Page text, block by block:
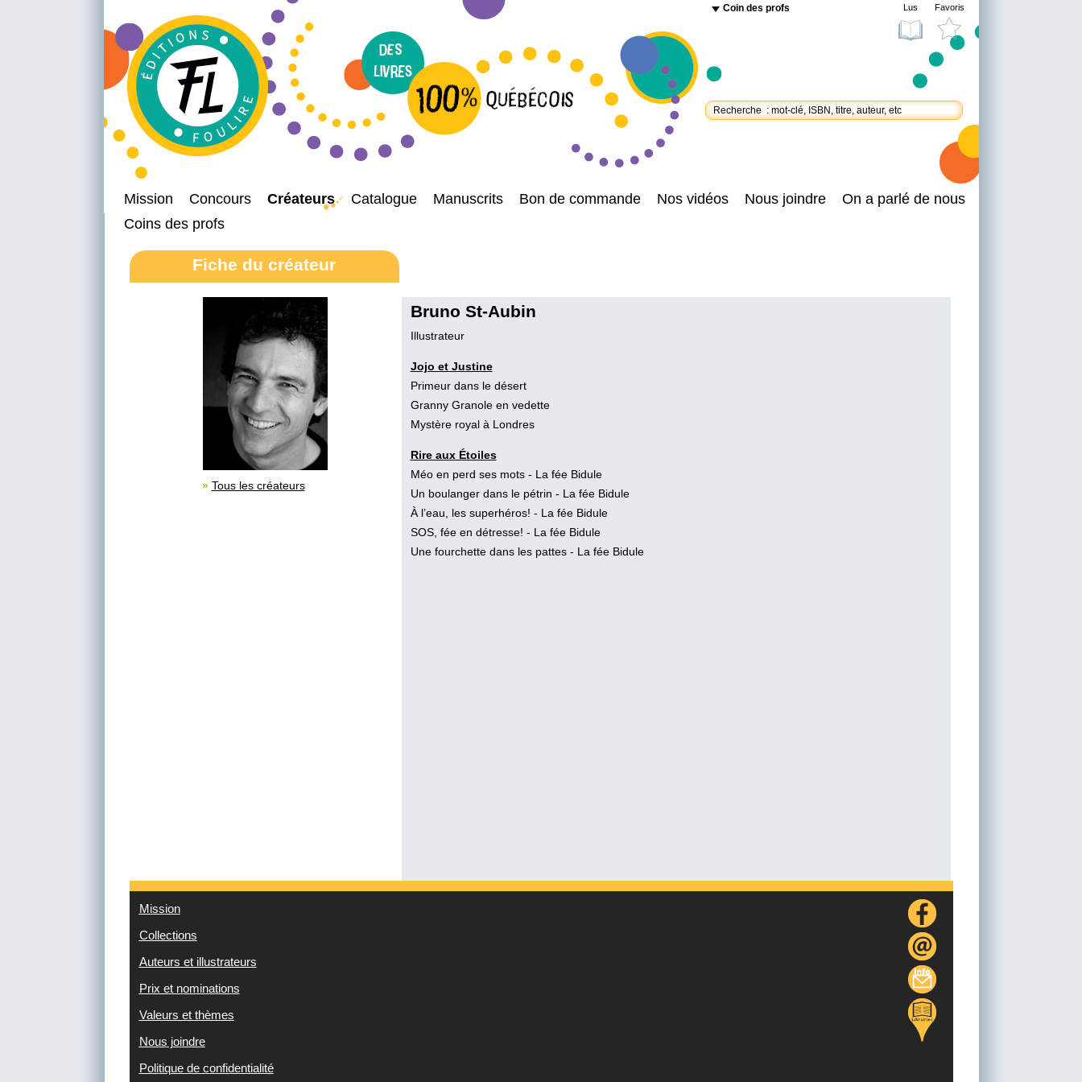
Mission Concours Créateurs Catalogue Manuscrits Bon de commande Nos vidéos Nous joindre
On a parlé de nous
Coins des profs
Coin des profs Lus Favoris
Fiche du créateur
» Tous les créateurs
Bruno St-Aubin
Illustrateur
Jojo et Justine
Primeur dans le désert
Granny Granole en vedette
Mystère royal à Londres
Rire aux Étoiles
Méo en perd ses mots - La fée Bidule
Un boulanger dans le pétrin - La fée Bidule
À l’eau, les superhéros! - La fée Bidule
SOS, fée en détresse! - La fée Bidule
Une fourchette dans les pattes - La fée Bidule
Mission
Collections
Auteurs et illustrateurs
Prix et nominations
Valeurs et thèmes
Nous joindre
Politique de confidentialité